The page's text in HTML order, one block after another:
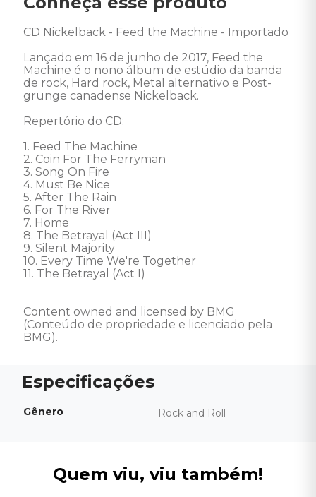
CD Nickelback - Feed the Machine - Importado
Lançado em 16 de junho de 2017, Feed the
Machine é o nono álbum de estúdio da banda
de rock, Hard rock, Metal alternativo e Post-
grunge canadense Nickelback.
Repertório do CD:
1. Feed The Machine
2. Coin For The Ferryman
3. Song On Fire
4. Must Be Nice
5. After The Rain
6. For The River
7. Home
8. The Betrayal (Act III)
9. Silent Majority
10. Every Time We're Together
11. The Betrayal (Act I)
Content owned and licensed by BMG
(Conteúdo de propriedade e licenciado pela
BMG).
Gênero Rock and Roll
Quem viu, viu também!